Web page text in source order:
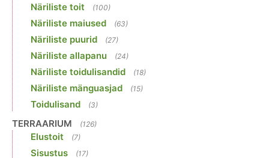
Näriliste toit (100)
Näriliste maiused (63)
Näriliste puurid (27)
Näriliste allapanu (24)
Näriliste toidulisandid (18)
Näriliste mänguasjad (15)
Toidulisand (3)
TERRAARIUM (126)
Elustoit (7)
Sisustus (17)